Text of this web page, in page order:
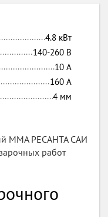
4.8 кВт
140-260 В
10 А
160 А
4 мм
MMA РЕСАНТА САИ
работ